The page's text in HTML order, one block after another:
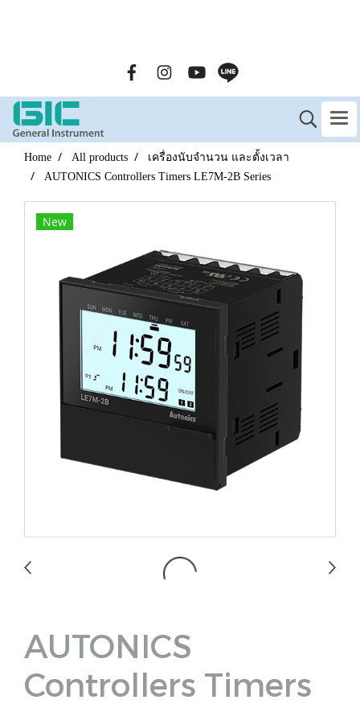
Home All products
เครื่องนับจำนวน และตั้งเวลา
AUTONICS Controllers Timers LE7M-2B Series
New
AUTONICS
Controllers Timers